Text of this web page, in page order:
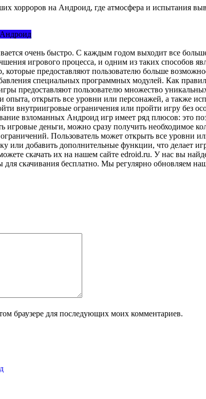
хорроров на Андроид, где атмосфера и испытания
Андроид
очень быстро. С каждым годом выходит все
игрового процесса, и одним из таких
предоставляют пользователю больше
специальных программных модулей. Как
предоставляют пользователю множество
открыть все уровни или персонажей, а также
внутриигровые ограничения или пройти игру без
взломанных Андроид игр имеет ряд плюсов: это
игровые деньги, можно сразу получить необходимое
ограничений. Пользователь может открыть все
или добавить дополнительные функции, что делает
скачать их на нашем сайте edroid.ru. У нас вы
скачивания бесплатно. Мы регулярно обновляем
браузере для последующих моих комментариев.